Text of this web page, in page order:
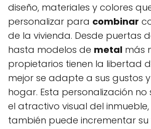
diseño, materiales y colores
personalizar para combinar
de la vivienda. Desde puertas
hasta modelos de metal más
propietarios tienen la libertad
mejor se adapte a sus gustos
hogar. Esta personalización
el atractivo visual del inmueble,
también puede incrementar